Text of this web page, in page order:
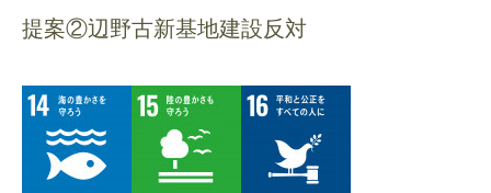
提案②辺野古新基地建設反対